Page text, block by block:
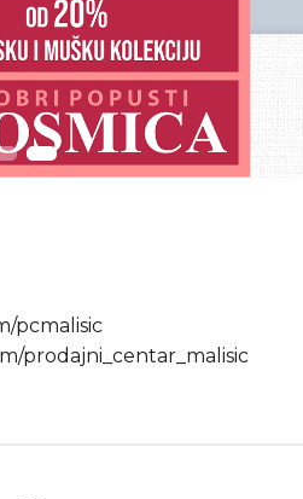
pcmalisic
prodajni_centar_malisic